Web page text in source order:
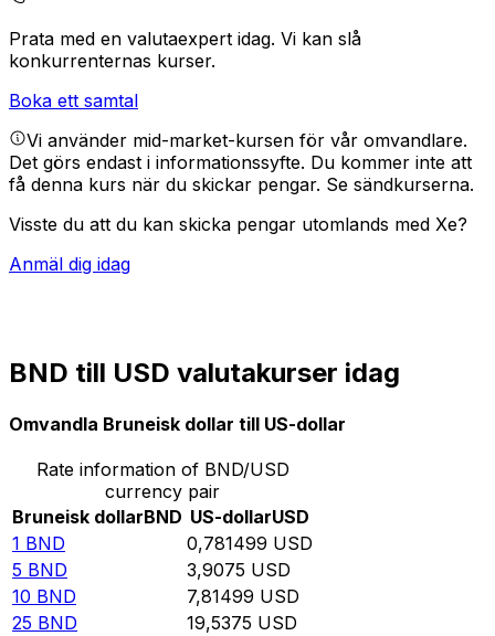
Prata med en valutaexpert idag. Vi kan slå
konkurrenternas kurser.
Boka ett samtal
Vi använder mid-market-kursen för vår omvandlare.
Det görs endast i informationssyfte. Du kommer inte att
få denna kurs när du skickar pengar. Se sändkurserna.
Visste du att du kan skicka pengar utomlands med Xe?
Anmäl dig idag
BND till USD valutakurser idag
Omvandla Bruneisk dollar till US-dollar
Rate information of BND/USD
currency pair
Bruneisk dollarBND US-dollarUSD
1 BND 0,781499 USD
5 BND 3,9075 USD
10 BND 7,81499 USD
25 BND 19,5375 USD